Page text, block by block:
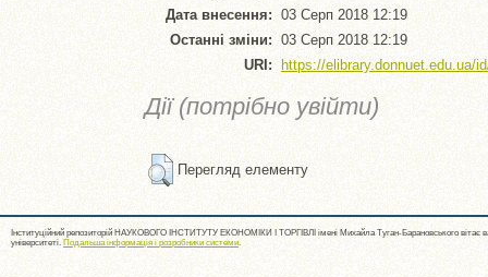
Дата внесення: 03 Серп 2018 12:19
Останні зміни: 03 Серп 2018 12:19
URI:
https://elibrary.donnuet.edu.ua/
Дії (потрібно увійти)
Перегляд елементу
Інституційний репозиторій НАУКОВОГО ІНСТИТУТУ ЕКОНОМІКИ І ТОРГІВЛІ імені Михайла Туган-Барановського вітає
університеті. Подальша інформація і розробники системи